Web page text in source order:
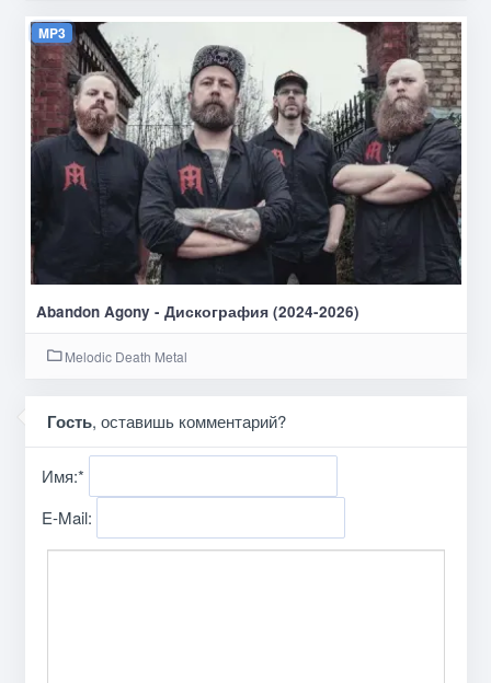
MP3
Abandon Agony - Дискография (2024-2026)
Melodic Death Metal
Гость, оставишь комментарий?
Имя:*
E-Mail: